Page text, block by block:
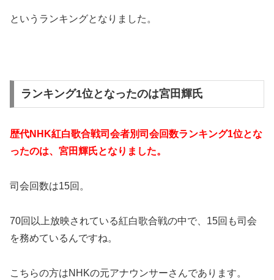
というランキングとなりました。
ランキング1位となったのは宮田輝氏
歴代NHK紅白歌合戦司会者別司会回数ランキング1位とな
ったのは、宮田輝氏となりました。
司会回数は15回。
70回以上放映されている紅白歌合戦の中で、15回も司会
を務めているんですね。
こちらの方はNHKの元アナウンサーさんであります。